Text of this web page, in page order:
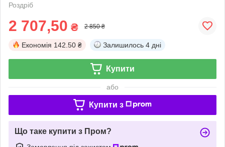
Роздріб
2 707,50 ₴ 2 850 ₴
Економія 142.50 ₴ Залишилось 4 дні
Купити
або
Купити з
Що таке купити з Пром?